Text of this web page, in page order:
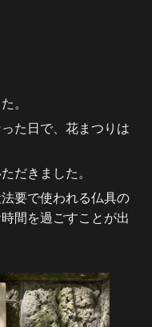
。
た日で、花まつりは
だきました。
要で使われる仏具の
間を過ごすことが出